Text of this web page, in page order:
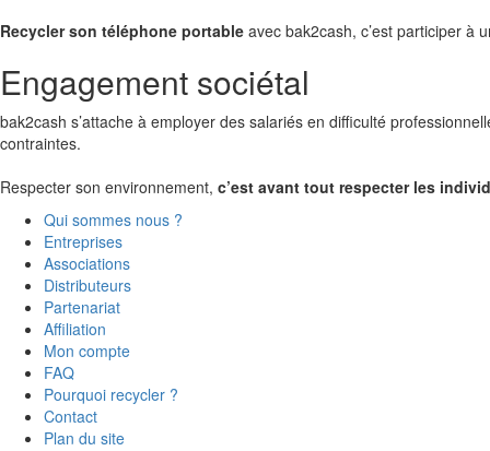
Recycler son téléphone portable avec bak2cash, c’est participer à
Engagement sociétal
bak2cash s’attache à employer des salariés en difficulté
contraintes.
Respecter son environnement, c’est avant tout respecter les
Qui sommes nous ?
Entreprises
Associations
Distributeurs
Partenariat
Affiliation
Mon compte
FAQ
Pourquoi recycler ?
Contact
Plan du site